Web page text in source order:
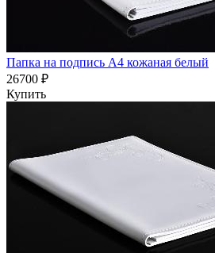
Папка на подпись А4 кожаная белый
26700 ₽
Купить